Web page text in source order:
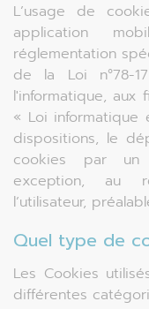
L’usage de
application
réglementation
de la Loi n°78-
l'informatique, aux
« Loi
dispositions, le
cookies par un
exception, au
l’utilisateur,
Quel type de
Les Cookies
différentes